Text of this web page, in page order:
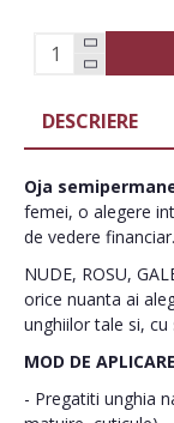
DESCRIERE
Oja
femei, o alegere
de vedere financiar.
NUDE, ROSU,
orice nuanta ai
unghiilor tale si,
MOD DE
- Pregatiti unghia